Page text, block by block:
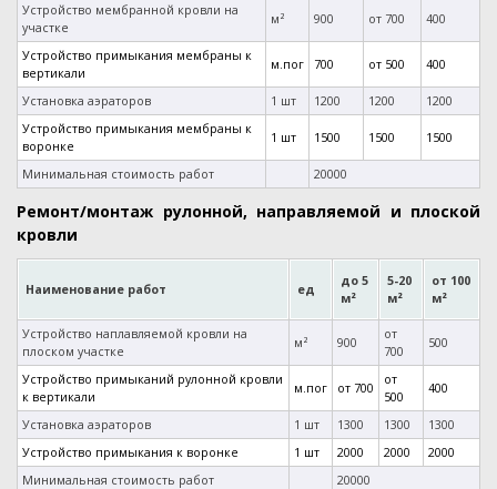
Устройство мембранной кровли на
участке
м² 900 от 700 400
Устройство примыкания мембраны к
вертикали
м.пог 700 от 500 400
Установка аэраторов 1 шт 1200 1200
1200
Устройство примыкания мембраны к
воронке
1 шт 1500 1500 1500
Минимальная стоимость работ 20000
Ремонт/монтаж рулонной, направляемой и плоской
кровли
Наименование работ ед
до 5
м²
5-20
м²
от 100
м²
Устройство наплавляемой кровли на
плоском участке
м² 900
от
700
500
Устройство примыканий рулонной кровли
к вертикали
м.пог от 700
от
500
400
Установка аэраторов 1 шт 1300 1300
1300
Устройство примыкания к воронке
1 шт 2000 2000
2000
Минимальная стоимость работ
20000